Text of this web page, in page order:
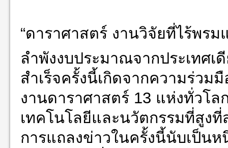
“ดาราศาสตร์ งานวิจัยที่ไร้พรม
ลำพังงบประมาณจากประเทศ
สำเร็จครั้งนี้เกิดจากความร่ว
งานดาราศาสตร์ 13 แห่งทั่วโล
เทคโนโลยีและนวัตกรรมที่สูง
การแถลงข่าวในครั้งนี้นับเป็น